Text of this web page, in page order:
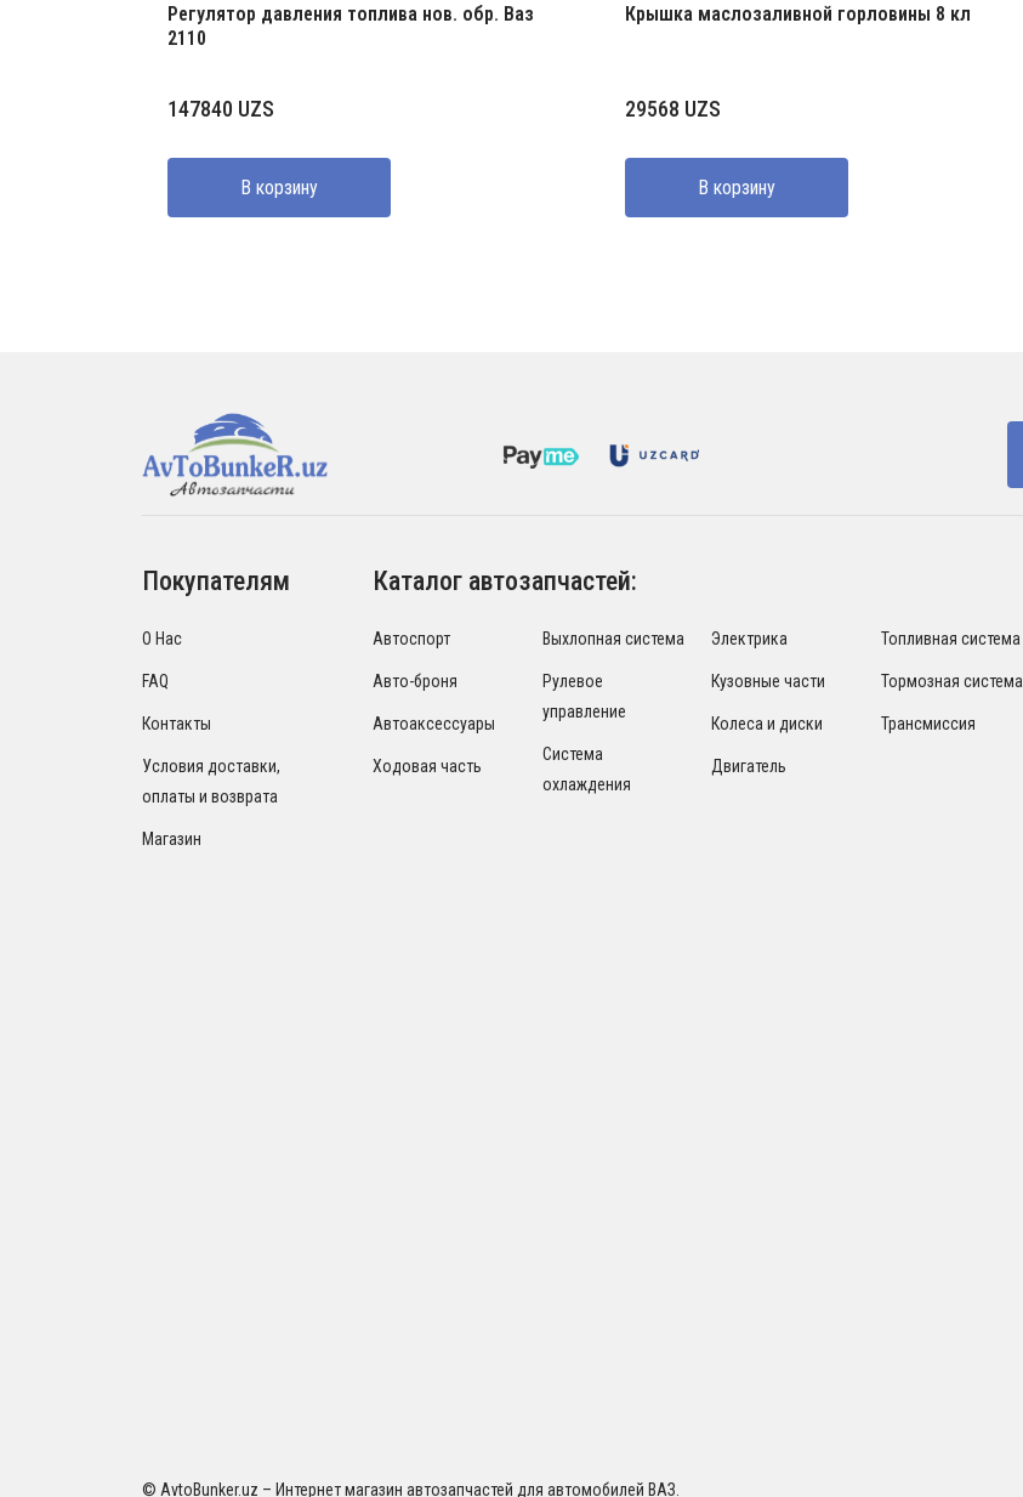
Регулятор давления топлива нов. обр. Ваз
2110
147840 UZS
В корзину
Крышка маслозаливной горловины 8 кл
29568 UZS
В корзину
Покупателям
О Нас
FAQ
Контакты
Условия доставки,
оплаты и возврата
Магазин
Каталог автозапчастей:
Автоспорт
Авто-броня
Автоаксессуары
Ходовая часть
Выхлопная система
Рулевое
управление
Система
охлаждения
Электрика
Кузовные части
Колеса и диски
Двигатель
Топливная система
Тормозная система
Трансмиссия
© AvtoBunker.uz – Интернет магазин автозапчастей для автомобилей ВАЗ.